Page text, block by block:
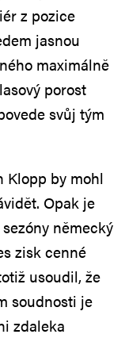
z pozice
jasnou
maximálně
porost
svůj tým
Klopp by mohl
Opak je
německý
zisk cenné
usoudil, že
soudnosti je
zdaleka